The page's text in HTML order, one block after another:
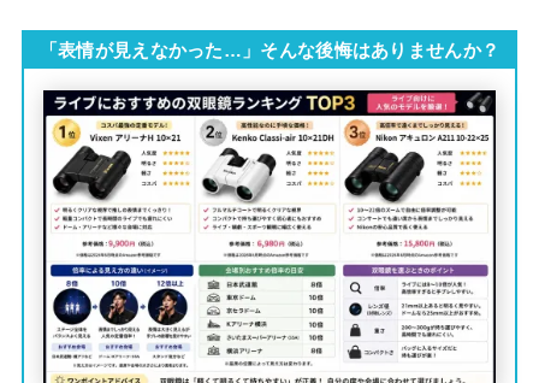
「表情が見えなかった…」そんな後悔はありませんか？